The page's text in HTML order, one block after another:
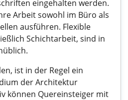
eingehalten werden.
Arbeit sowohl im Büro als
ausführen. Flexible
Schichtarbeit, sind in
ist in der Regel ein
der Architektur
können Quereinsteiger mit